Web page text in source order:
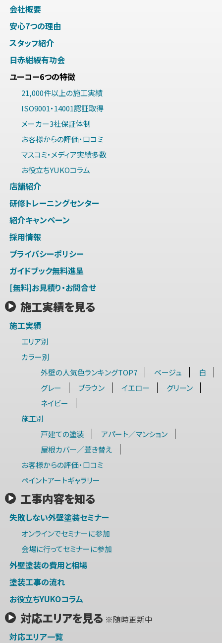
会社概要
安心7つの理由
スタッフ紹介
日赤紺綬有功会
ユーコー6つの特徴
21,000件以上の施工実績
ISO9001・14001認証取得
メーカー3社保証体制
お客様からの評価・口コミ
マスコミ・メディア実績多数
お役立ちYUKOコラム
店舗紹介
研修トレーニングセンター
紹介キャンペーン
採用情報
プライバシーポリシー
ガイドブック無料進呈
[無料]お見積り・お問合せ
施工実績を見る
施工実績
エリア別
カラー別
外壁の人気色ランキングTOP7
ベージュ
白
グレー
ブラウン イエロー
グリーン
ネイビー
施工別
戸建ての塗装
アパート／マンション
屋根カバー／葺き替え
お客様からの評価・口コミ
ペイントアートギャラリー
工事内容を知る
失敗しない外壁塗装セミナー
オンラインでセミナーに参加
会場に行ってセミナーに参加
外壁塗装の費用と相場
塗装工事の流れ
お役立ちYUKOコラム
対応エリアを見る ※随時更新中
対応エリア一覧